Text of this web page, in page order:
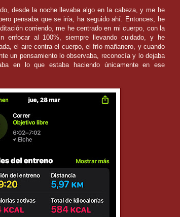
desde la noche llevaba algo en la cabeza, y me he
pensaba que se iría, ha seguido ahí. Entonces, he
corriendo, me he centrado en mi cuerpo, con la
enfocar al 100%, siempre llevando cuidado, y he
el aire contra el cuerpo, el frío mañanero, y cuando
un pensamiento lo observaba, reconocía y lo dejaba
en lo que estaba haciendo únicamente en ese